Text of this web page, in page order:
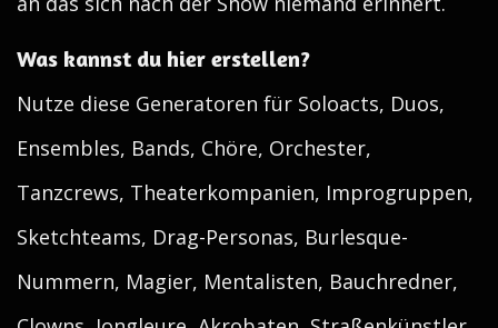
Was kannst du hier erstellen?
Nutze diese Generatoren für Soloacts, Duos,
Ensembles, Bands, Chöre, Orchester,
Tanzcrews, Theaterkompanien, Improgruppen,
Sketchteams, Drag-Personas, Burlesque-
Nummern, Magier, Mentalisten, Bauchredner,